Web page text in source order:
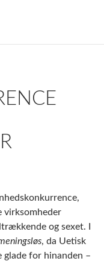
virksomheder
og sexet. I
, da Uetisk
glade for hinanden –